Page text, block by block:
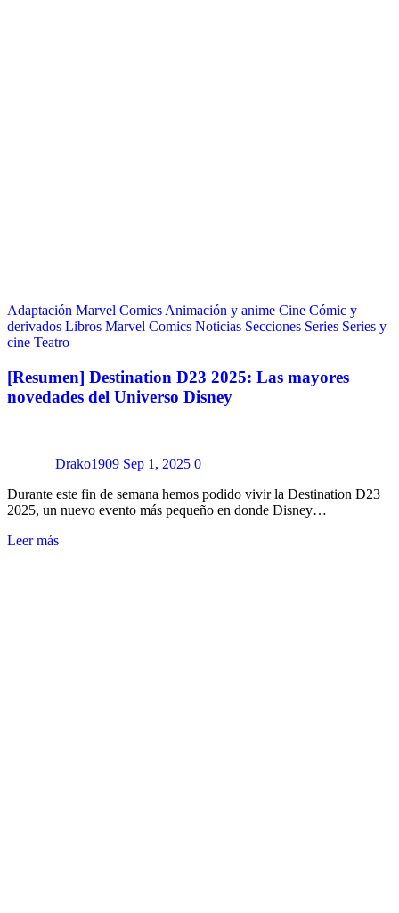
Adaptación Marvel Comics Animación y anime Cine Cómic y
derivados Libros Marvel Comics Noticias Secciones Series Series y
cine Teatro
[Resumen] Destination D23 2025: Las mayores
novedades del Universo Disney
Drako1909 Sep 1, 2025 0
Durante este fin de semana hemos podido vivir la Destination D23
2025, un nuevo evento más pequeño en donde Disney…
Leer más